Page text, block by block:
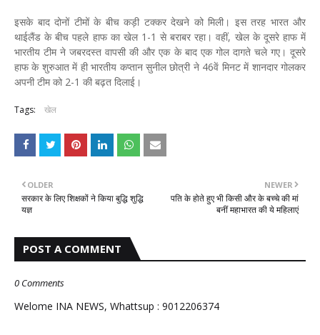
इसके बाद दोनों टीमों के बीच कड़ी टक्कर देखने को मिली। इस तरह भारत और
थाईलैंड के बीच पहले हाफ का खेल 1-1 से बराबर रहा। वहीं, खेल के दूसरे हाफ में
भारतीय टीम ने जबरदस्त वापसी की और एक के बाद एक गोल दागते चले गए। दूसरे
हाफ के शुरुआत में ही भारतीय कप्तान सुनील छोत्री ने 46वें मिनट में शानदार गोलकर
अपनी टीम को 2-1 की बढ़त दिलाई।
Tags: खेल
NEWER
पति के होते हुए भी किसी और के बच्चे की मां
बनीं महाभारत की ये महिलाएं
OLDER
सरकार के लिए शिक्षकों ने किया बुद्धि शुद्धि
यज्ञ
POST A COMMENT
0 Comments
Welome INA NEWS, Whattsup : 9012206374